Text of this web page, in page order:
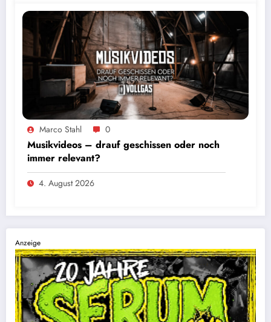
Marco Stahl 0
Musikvideos – drauf geschissen oder noch
immer relevant?
4. August 2026
Anzeige